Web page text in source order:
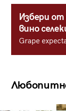
Избери от
вино
Grape